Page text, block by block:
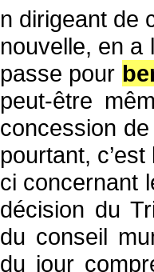
n dirigeant de
nouvelle, en a
passe pour
peut-être
concession
pourtant,
ci concernant
décision du
du conseil
du jour